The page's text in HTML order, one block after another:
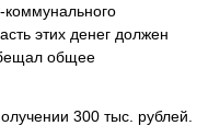
коммунального
этих денег должен
общее
300 тыс. рублей.